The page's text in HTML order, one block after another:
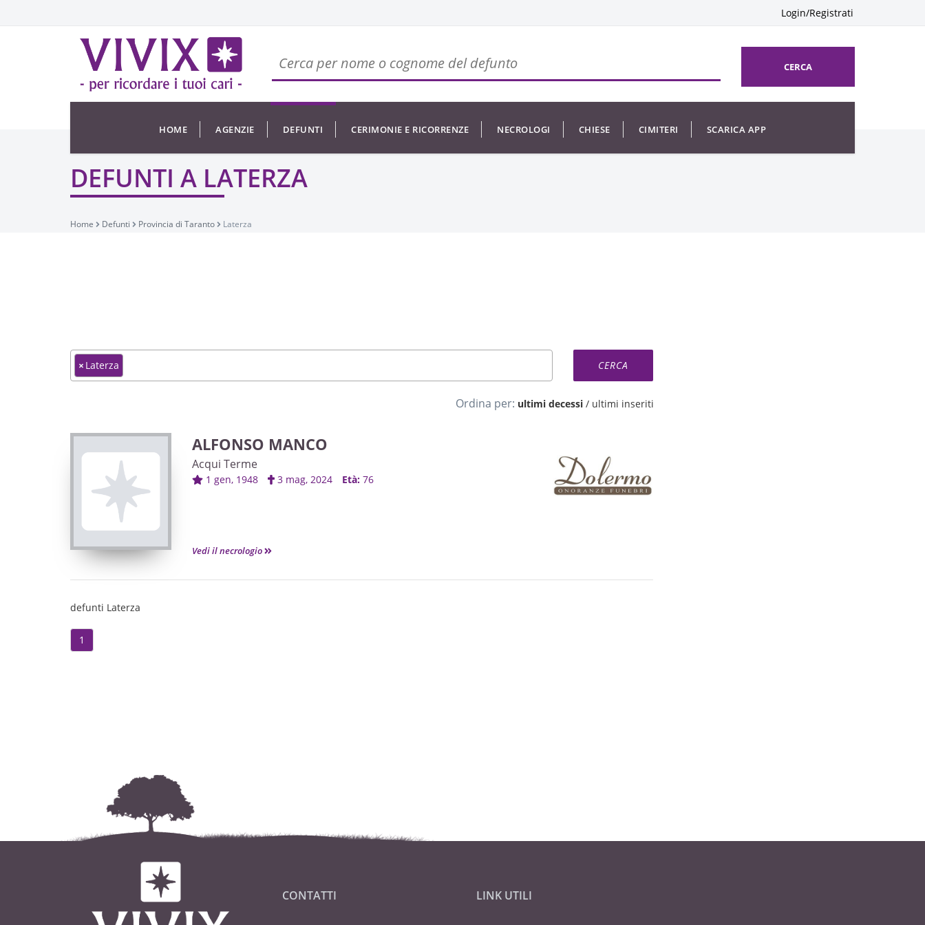
Login/Registrati
CERCA
HOME AGENZIE DEFUNTI CERIMONIE E RICORRENZE NECROLOGI CHIESE CIMITERI SCARICA APP
DEFUNTI A LATERZA
Home Defunti Provincia di Taranto Laterza
× Laterza
Ordina per: ultimi decessi/ ultimi inseriti
ALFONSO MANCO
Acqui Terme
1 gen, 1948 3 mag, 2024 Età: 76
Vedi il necrologio
defunti Laterza
1
CONTATTI LINK UTILI